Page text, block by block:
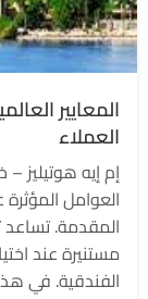
المعايير
العملاء
إم إيه هوتيليز
العوامل
المقدمة. تساعد
مستنيرة عند
الفندقية. في